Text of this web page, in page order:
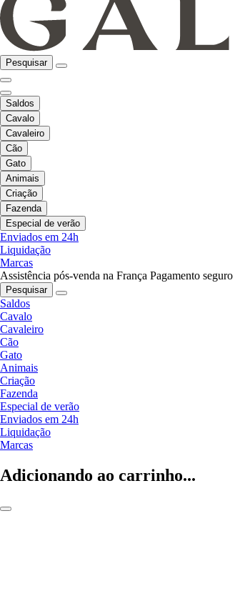
Pesquisar
Saldos
Cavalo
Cavaleiro
Cão
Gato
Animais
Criação
Fazenda
Especial de verão
Enviados em 24h
Liquidação
Marcas
Assistência pós-venda na França Pagamento seguro
Pesquisar
Saldos
Cavalo
Cavaleiro
Cão
Gato
Animais
Criação
Fazenda
Especial de verão
Enviados em 24h
Liquidação
Marcas
Adicionando ao carrinho...